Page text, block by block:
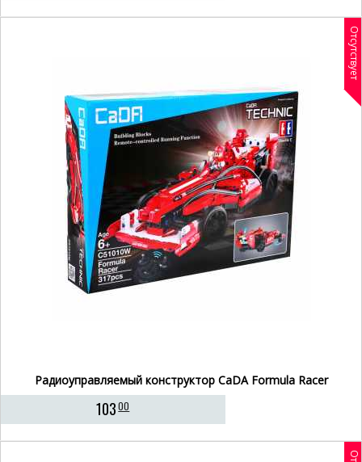
Отсутствует
Радиоуправляемый конструктор CaDA Formula Racer
10300